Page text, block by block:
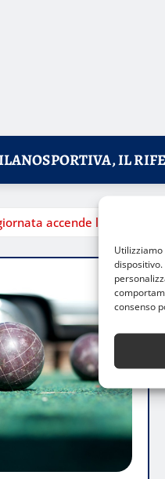
consenso
IL
accende la corsa a